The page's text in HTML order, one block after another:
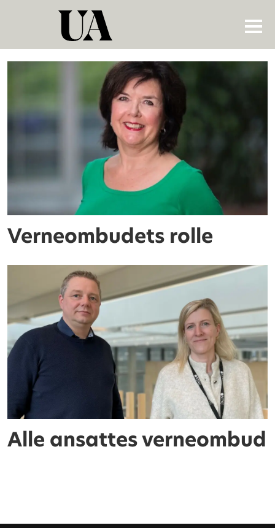
Tag:
didrik
tårnesvik
Verneombudets rolle
Alle ansattes verneombud